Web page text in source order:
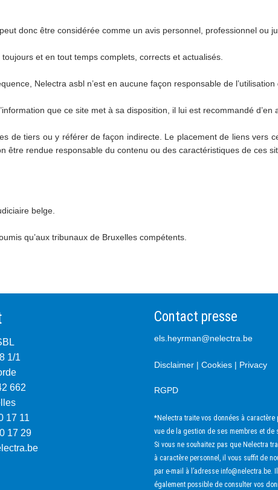
donc être considérée comme un avis personnel, professionnel ou
et en tout temps complets, corrects et actualisés.
Nelectra asbl n’est en aucune façon responsable de
que ce site met à sa disposition, il lui est recommandé d’en
de tiers ou y référer de façon indirecte. Le placement de liens vers
être rendue responsable du contenu ou des caractéristiques de ces
belge.
qu’aux tribunaux de Bruxelles compétents.
1/1
662
17 11
17 29
Contact presse
els.heyrman@nelectra.be
Disclaimer | Cookies | Privacy
RGPD
*Nelectra traite vos données à caractère
vue de la gestion de ses membres et de
Si vous ne souhaitez pas que Nelectra
à caractère personnel, il vous suffit de
par e-mail à l’adresse info@nelectra.be.
également possible de consulter vos